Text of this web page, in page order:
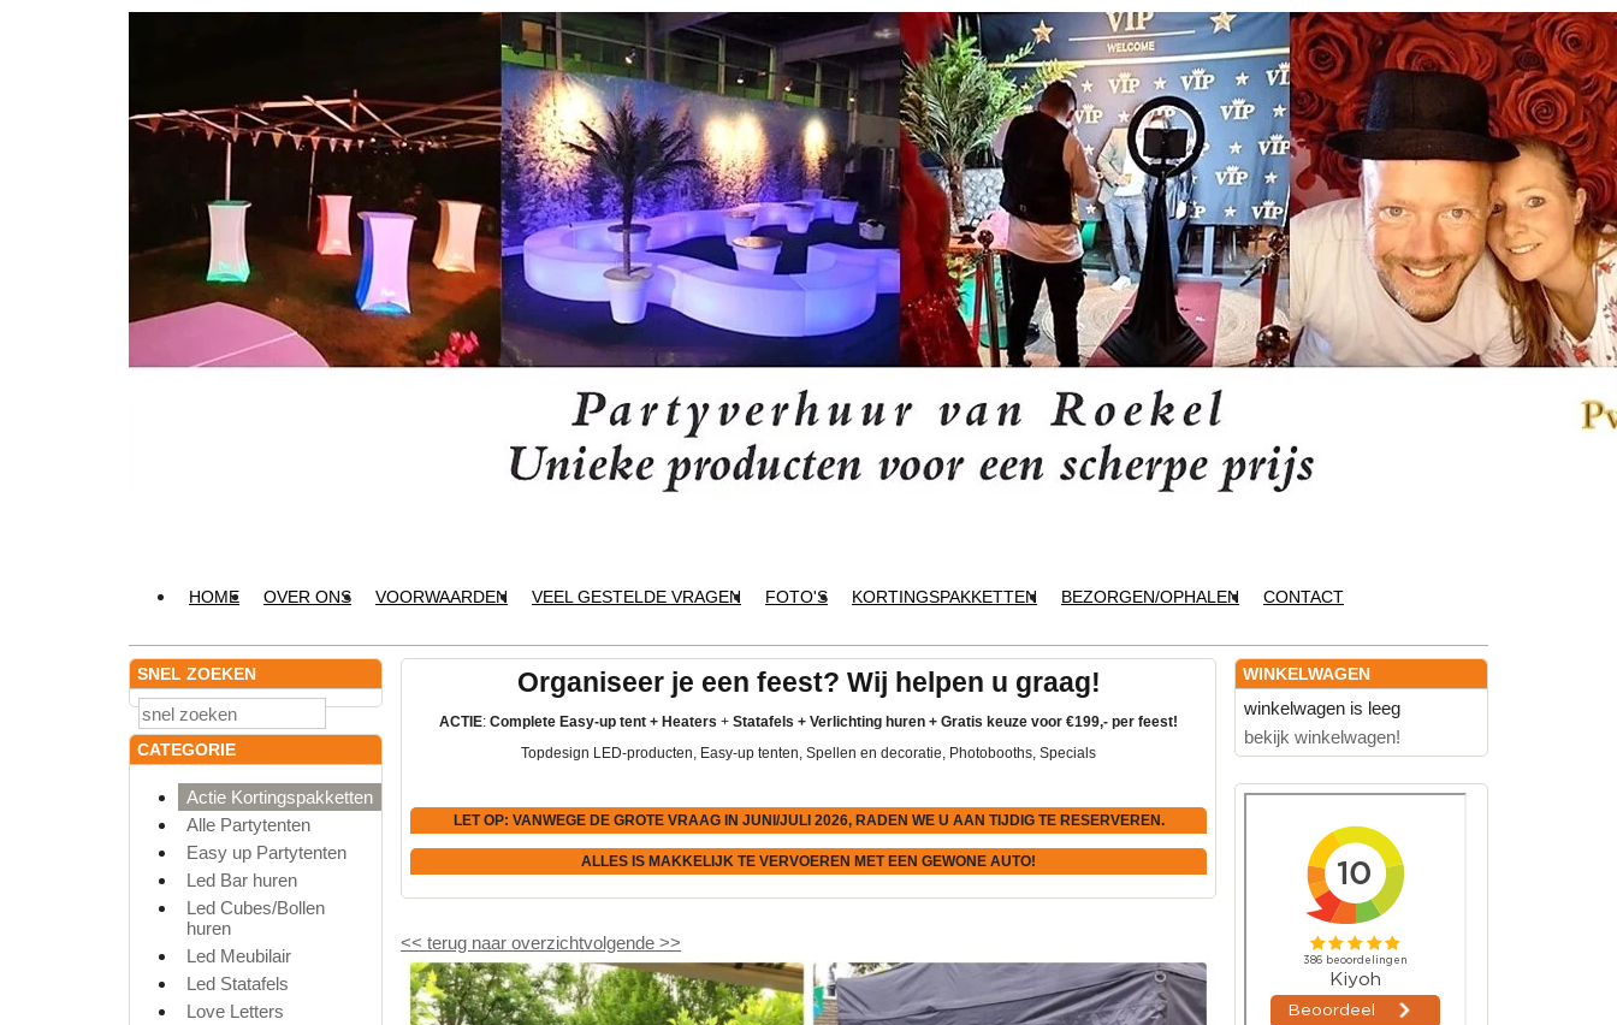
HOME OVER ONS VOORWAARDEN VEEL GESTELDE VRAGEN FOTO'S KORTINGSPAKKETTEN BEZORGEN/OPHALEN CONTACT
SNEL ZOEKEN
CATEGORIE
Actie Kortingspakketten
Alle Partytenten
Easy up Partytenten
Led Bar huren
Led Cubes/Bollen
huren
Led Meubilair
Led Statafels
Love Letters
Organiseer je een feest? Wij helpen u graag!
ACTIE: Complete Easy-up tent + Heaters + Statafels + Verlichting huren + Gratis keuze voor €199,- per feest!
Topdesign LED-producten, Easy-up tenten, Spellen en decoratie, Photobooths, Specials
LET OP: VANWEGE DE GROTE VRAAG IN JUNI/JULI 2026, RADEN WE U AAN TIJDIGTE RESERVEREN.
ALLES IS MAKKELIJK TE VERVOEREN MET EEN GEWONE AUTO!
<< terug naar overzichtvolgende >>
WINKELWAGEN
winkelwagen is leeg
bekijk winkelwagen!